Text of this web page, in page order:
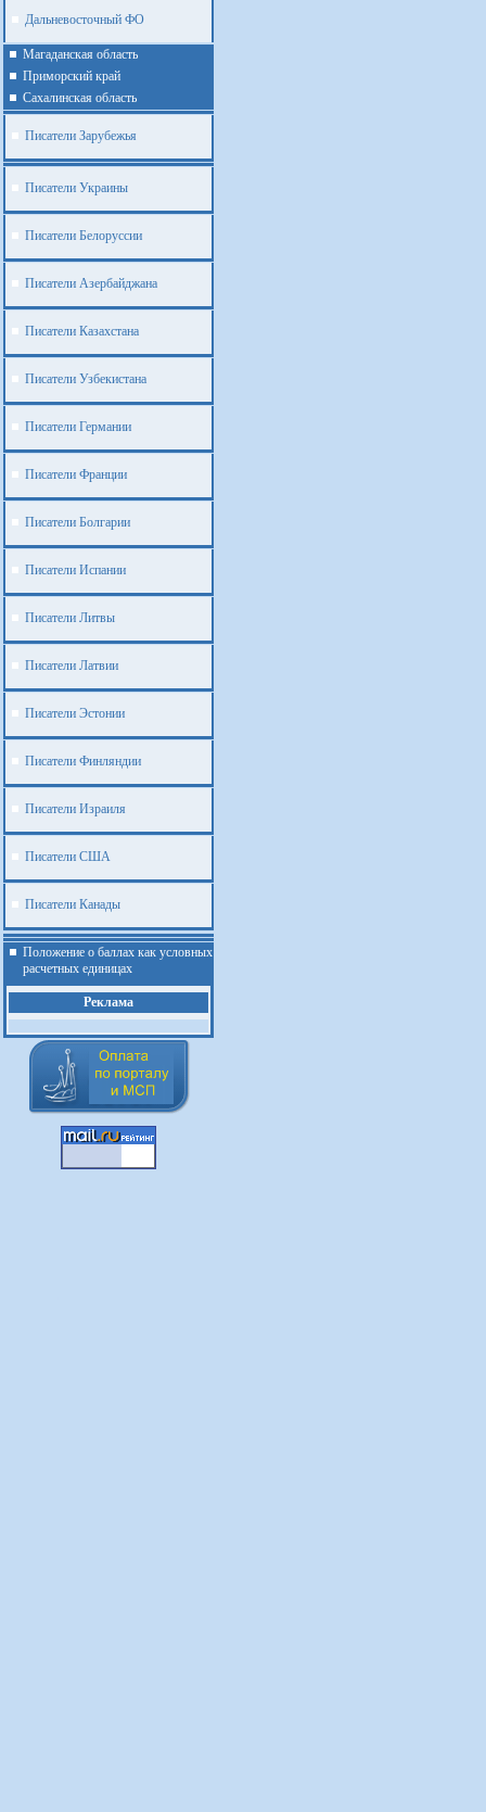
Дальневосточный ФО
Магаданская область
Приморский край
Cахалинская область
Писатели Зарубежья
Писатели Украины
Писатели Белоруссии
Писатели Азербайджана
Писатели Казахстана
Писатели Узбекистана
Писатели Германии
Писатели Франции
Писатели Болгарии
Писатели Испании
Писатели Литвы
Писатели Латвии
Писатели Эстонии
Писатели Финляндии
Писатели Израиля
Писатели США
Писатели Канады
Положение о баллах как условных
расчетных единицах
Реклама